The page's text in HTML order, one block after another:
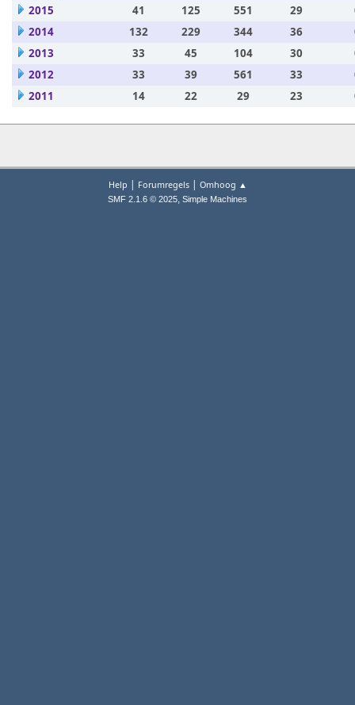
2015
41 125 551 29
2014
132 229 344 36
2013
33 45 104 30
2012
33 39 561 33
2011
14 22 29 23
Help | Forumregels| Omhoog ▲
SMF 2.1.6 © 2025, Simple Machines